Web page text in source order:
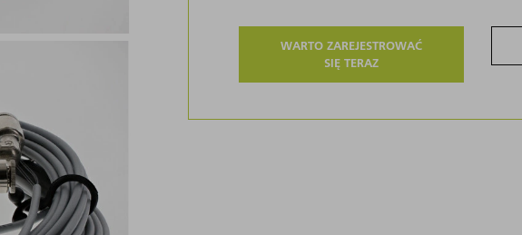
WARTO ZAREJESTROWAĆ
SIĘ TERAZ